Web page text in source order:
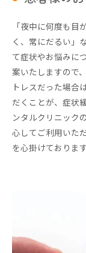
「夜中に何度も
く、常にだるい」
て症状やお悩みに
案いたしますので
トレスだった場合
だくことが、症状
ンタルクリニック
心してご利用いた
を心掛けております